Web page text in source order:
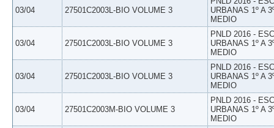
03/04 27501C2003L-BIO VOLUME 3
URBANAS 1º A
MEDIO
03/04 27501C2003L-BIO VOLUME 3
PNLD 2016 -
URBANAS 1º A
MEDIO
03/04 27501C2003L-BIO VOLUME 3
PNLD 2016 -
URBANAS 1º A
MEDIO
03/04 27501C2003M-BIO VOLUME 3
PNLD 2016 -
URBANAS 1º A
MEDIO